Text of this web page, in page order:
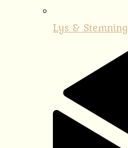
Lys & Stemning